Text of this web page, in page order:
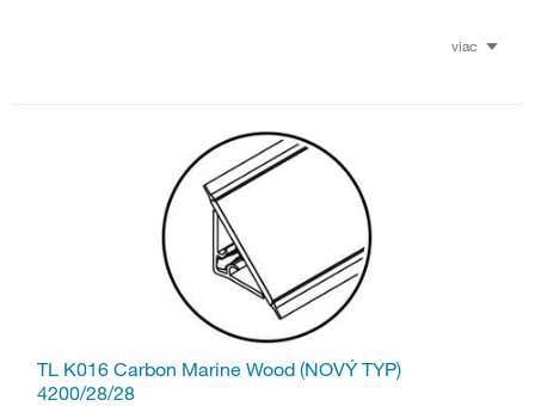
viac
TL K016 Carbon Marine Wood (NOVÝ TYP)
4200/28/28